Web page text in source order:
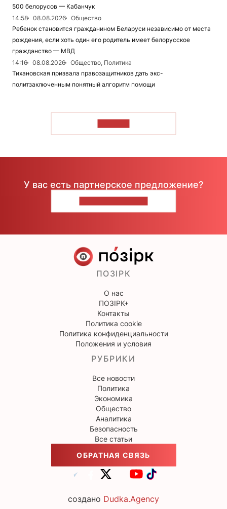
500 белорусов — Кабанчук
14:58
08.08.2026
Общество
Ребенок становится гражданином Беларуси независимо от места
рождения, если хоть один его родитель имеет белорусское
гражданство — МВД
14:16
08.08.2026
Общество, Политика
Тихановская призвала правозащитников дать экс-
политзаключенным понятный алгоритм помощи
У вас есть партнерское предложение?
ПОЗІРК
О нас
ПОЗІРК+
Контакты
Политика cookie
Политика конфиденциальности
Положения и условия
РУБРИКИ
Все новости
Политика
Экономика
Общество
Аналитика
Безопасность
Все статьи
ОБРАТНАЯ СВЯЗЬ
создано Dudka.Agency